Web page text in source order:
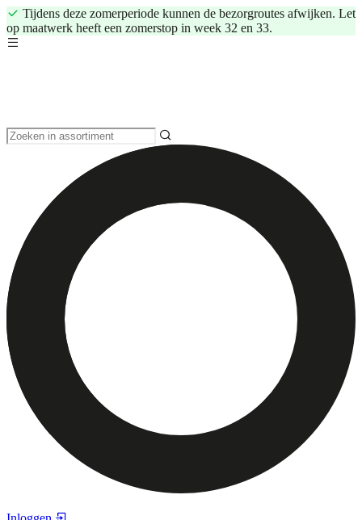
Tijdens deze zomerperiode kunnen de bezorgroutes afwijken. Let
op maatwerk heeft een zomerstop in week 32 en 33.